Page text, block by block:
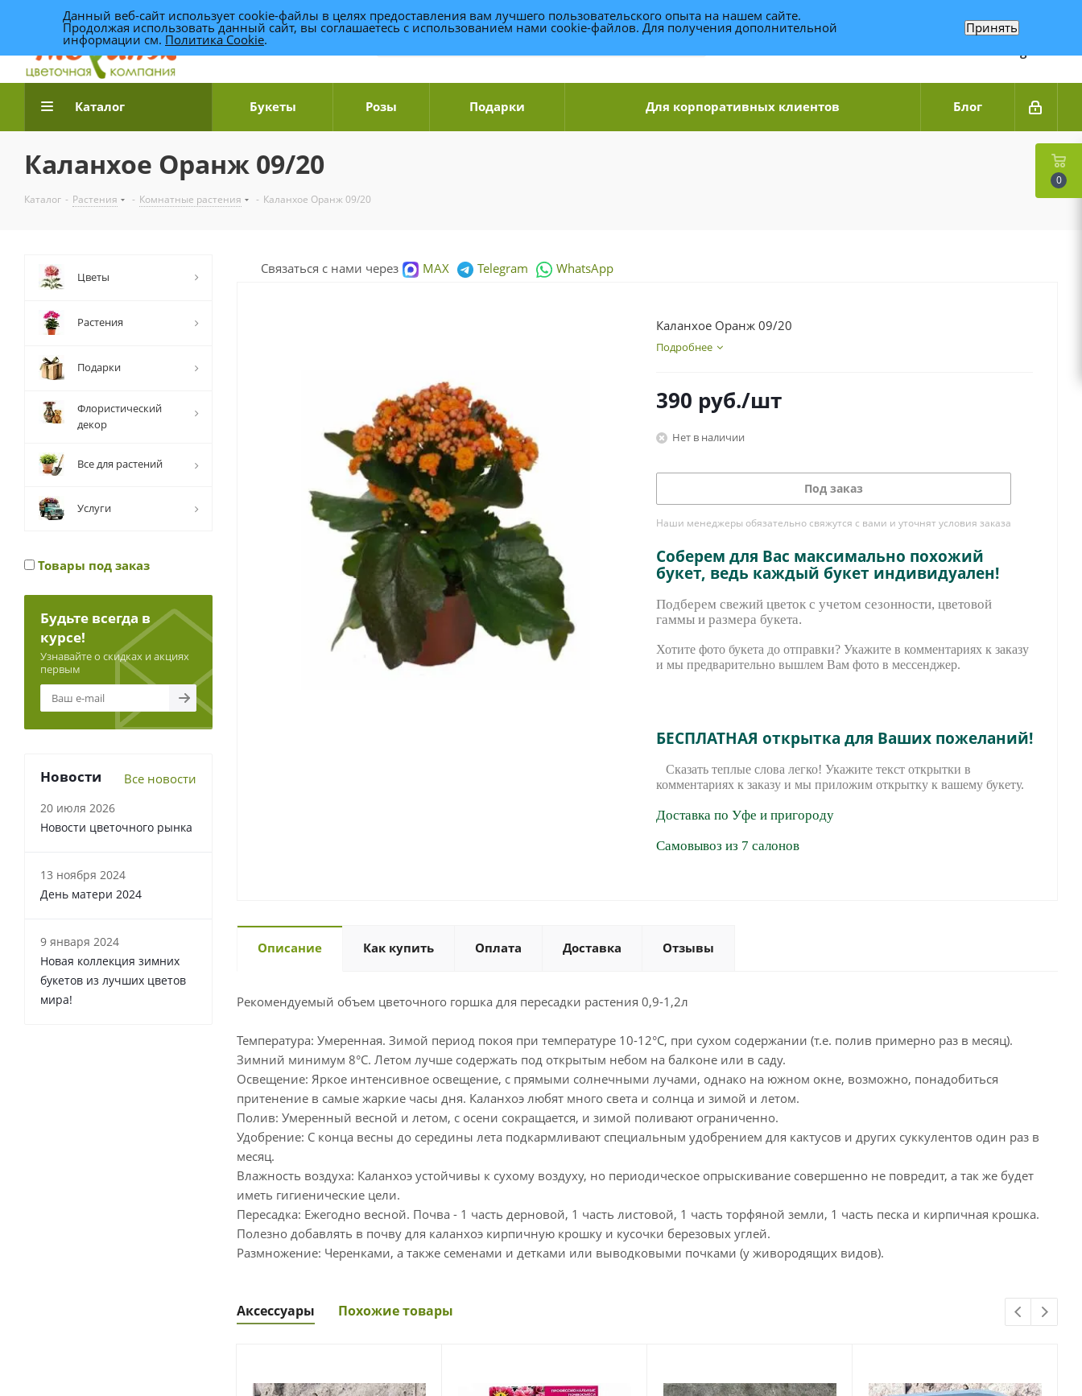
Доставка цветов по Уфе +7 (989) 95-14-014
Связаться по WhatsApp
Каталог Букеты Розы Подарки Для корпоративных клиентов Блог
Каланхое Оранж 09/20
Каталог - Растения - Комнатные растения - Каланхое Оранж 09/20
Связаться с нами через MAX Telegram WhatsApp
Каланхое Оранж 09/20
Подробнее
390 руб./шт
Нет в наличии
Под заказ
Наши менеджеры обязательно свяжутся с вами и уточнят условия заказа
Соберем для Вас максимально похожий
букет, ведь каждый букет индивидуален!
Подберем свежий цветок с учетом сезонности, цветовой
гаммы и размера букета.
Хотите фото букета до отправки? Укажите в комментариях к заказу
и мы предварительно вышлем Вам фото в мессенджер.
БЕСПЛАТНАЯ открытка для Ваших пожеланий!
Сказать теплые слова легко! Укажите текст открытки в
комментариях к заказу и мы приложим открытку к вашему букету.
Доставка по Уфе и пригороду
Самовывоз из 7 салонов
Описание Как купить Оплата Доставка Отзывы
Рекомендуемый объем цветочного горшка для пересадки растения 0,9-1,2л
Температура: Умеренная. Зимой период покоя при температуре 10-12°С, при сухом содержании (т.е. полив примерно раз в месяц).
Зимний минимум 8°С. Летом лучше содержать под открытым небом на балконе или в саду.
Освещение: Яркое интенсивное освещение, с прямыми солнечными лучами, однако на южном окне, возможно, понадобиться
притенение в самые жаркие часы дня. Каланхоэ любят много света и солнца и зимой и летом.
Полив: Умеренный весной и летом, с осени сокращается, и зимой поливают ограниченно.
Удобрение: С конца весны до середины лета подкармливают специальным удобрением для кактусов и других суккулентов один раз в
месяц.
Влажность воздуха: Каланхоэ устойчивы к сухому воздуху, но периодическое опрыскивание совершенно не повредит, а так же будет
иметь гигиенические цели.
Пересадка: Ежегодно весной. Почва - 1 часть дерновой, 1 часть листовой, 1 часть торфяной земли, 1 часть песка и кирпичная крошка.
Полезно добавлять в почву для каланхоэ кирпичную крошку и кусочки березовых углей.
Размножение: Черенками, а также семенами и детками или выводковыми почками (у живородящих видов).
Аксессуары Похожие товары
Цветы
Растения
Подарки
Флористический
декор
Все для растений
Услуги
Товары под заказ
Будьте всегда в
курсе!
Узнавайте о скидках и акциях
первым
Новости Все новости
20 июля 2026
Новости цветочного рынка
13 ноября 2024
День матери 2024
9 января 2024
Новая коллекция зимних
букетов из лучших цветов
мира!
0
Данный веб-сайт использует cookie-файлы в целях предоставления вам лучшего пользовательского опыта на нашем сайте.
Продолжая использовать данный сайт, вы соглашаетесь с использованием нами cookie-файлов. Для получения дополнительной
информации см. Политика Cookie.
Принять